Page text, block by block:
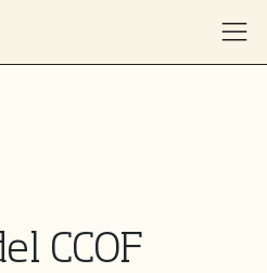
CCOF